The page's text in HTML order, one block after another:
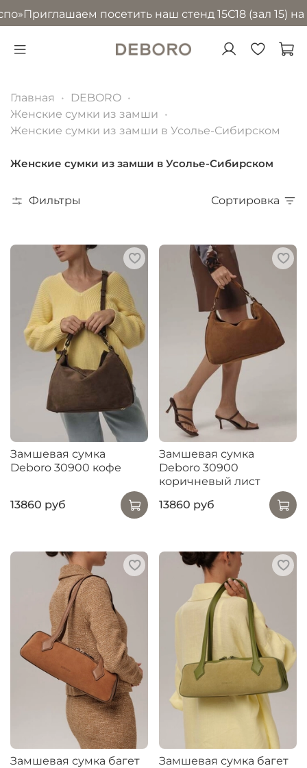
посетить наш стенд 15С18 (зал 15) на
Главная
DEBORO
Женские сумки из замши
Женские сумки из замши в Усолье-Сибирском
Женские сумки из замши в Усолье-Сибирском
Фильтры Сортировка
Замшевая сумка
Deboro 30900 кофе
13860 руб
Замшевая сумка
Deboro 30900
коричневый лист
13860 руб
Замшевая сумка багет
Замшевая сумка багет